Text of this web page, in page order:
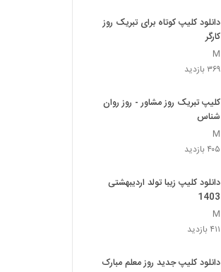
دانلود کلیپ کوتاه برای تبریک روز
کارگر
M
۳۶۹ بازدید
کلیپ تبریک روز مشاور - روز روان
شناس
M
۴۰۵ بازدید
دانلود کلیپ زیبا تولد اردیبهشتی
1403
M
۴۱۱ بازدید
دانلود کلیپ جدید روز معلم مبارک